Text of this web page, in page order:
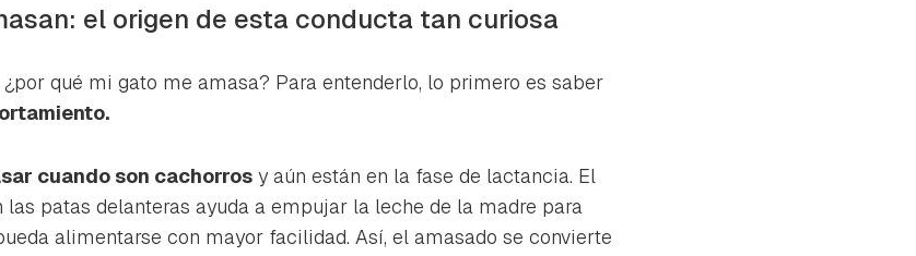
el origen de esta conducta tan curiosa
qué mi gato me amasa? Para entenderlo, lo primero es saber
cuando son cachorros y aún están en la fase de lactancia. El
patas delanteras ayuda a empujar la leche de la madre para
alimentarse con mayor facilidad. Así, el amasado se convierte